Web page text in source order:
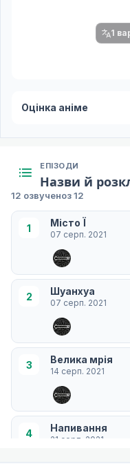
1
Оцінка аніме
ЕПІЗОДИ
Назви й
12 озвученоз 12
1 Місто Ї
07 серп. 2021
2 Шуанхуа
07 серп. 2021
3 Велика мрія
14 серп. 2021
4 Напивання
21 серп. 2021